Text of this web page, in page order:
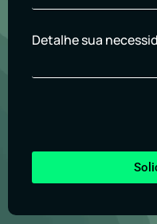
Detalhe sua